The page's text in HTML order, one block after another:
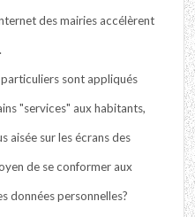
des mairies accélèrent
sont appliqués
"services" aux habitants,
aisée sur les écrans des
de se conformer aux
données personnelles?